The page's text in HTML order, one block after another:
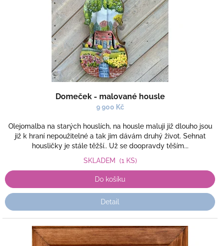
Domeček - malované housle
9 900 Kč
Olejomalba na starých houslích, na housle maluji již dlouho jsou
již k hraní nepoužitelné a tak jim dávám druhý život. Sehnat
housličky je stále těžší.. Už se doopravdy těším...
SKLADEM (1 KS)
Do košíku
Detail